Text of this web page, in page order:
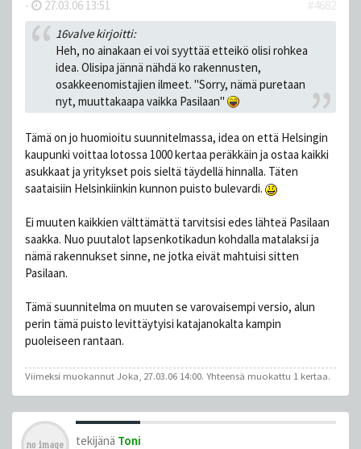
- 27.03.06 13:51
#4682
16valve kirjoitti:
Heh, no ainakaan ei voi syyttää etteikö olisi rohkea
idea. Olisipa jännä nähdä ko rakennusten,
osakkeenomistajien ilmeet. "Sorry, nämä puretaan
nyt, muuttakaapa vaikka Pasilaan"
Tämä on jo huomioitu suunnitelmassa, idea on että Helsingin
kaupunki voittaa lotossa 1000 kertaa peräkkäin ja ostaa kaikki
asukkaat ja yritykset pois sieltä täydellä hinnalla. Täten
saataisiin Helsinkiinkin kunnon puisto bulevardi.
Ei muuten kaikkien välttämättä tarvitsisi edes lähteä Pasilaan
saakka. Nuo puutalot lapsenkotikadun kohdalla matalaksi ja
nämä rakennukset sinne, ne jotka eivät mahtuisi sitten
Pasilaan.
Tämä suunnitelma on muuten se varovaisempi versio, alun
perin tämä puisto levittäytyisi katajanokalta kampin
puoleiseen rantaan.
Viimeksi muokannutJoka , 27.03.06 14:00. Yhteensä muokattu 1 kertaa.
tekijänä Toni